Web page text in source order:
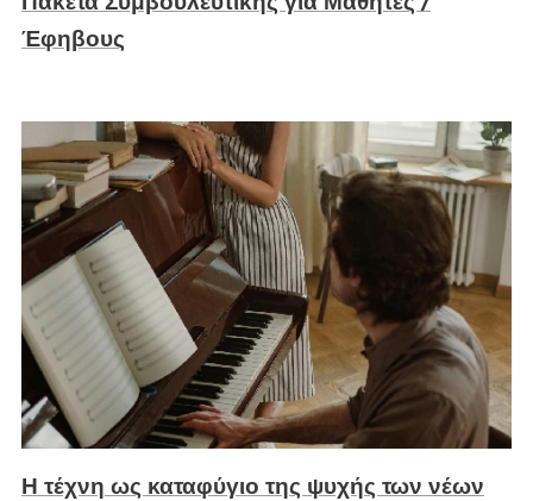
Έφηβους
Η τέχνη ως καταφύγιο της ψυχής των νέων